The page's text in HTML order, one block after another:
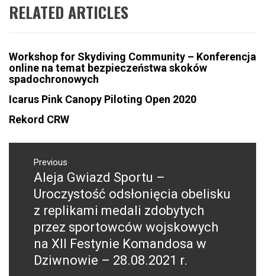
RELATED ARTICLES
Workshop for Skydiving Community – Konferencja
online na temat bezpieczeństwa skoków
spadochronowych
Icarus Pink Canopy Piloting Open 2020
Rekord CRW
NAWIGACJA
WPISUPrevious
Previous
post:
Aleja Gwiazd Sportu –
Uroczystość odsłonięcia obelisku
z replikami medali zdobytych
przez sportowców wojskowych
na XII Festynie Komandosa w
Dziwnowie – 28.08.2021 r.